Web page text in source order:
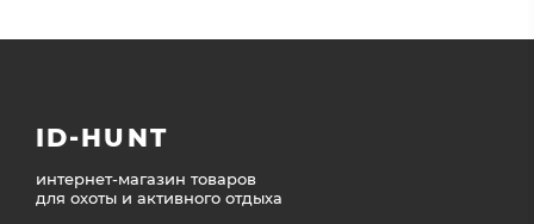
ID-HUNT
интернет-магазин товаров
для охоты и активного отдыха